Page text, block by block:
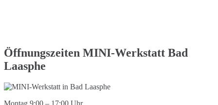
Öffnungszeiten MINI-Werkstatt Bad
Laasphe